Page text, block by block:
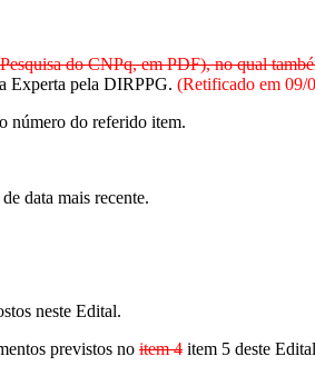
do CNPq, em PDF), no qual
Experta pela DIRPPG. (Retificado em 09/
número do referido item.
data mais recente.
neste Edital.
previstos no item 4 item 5 deste